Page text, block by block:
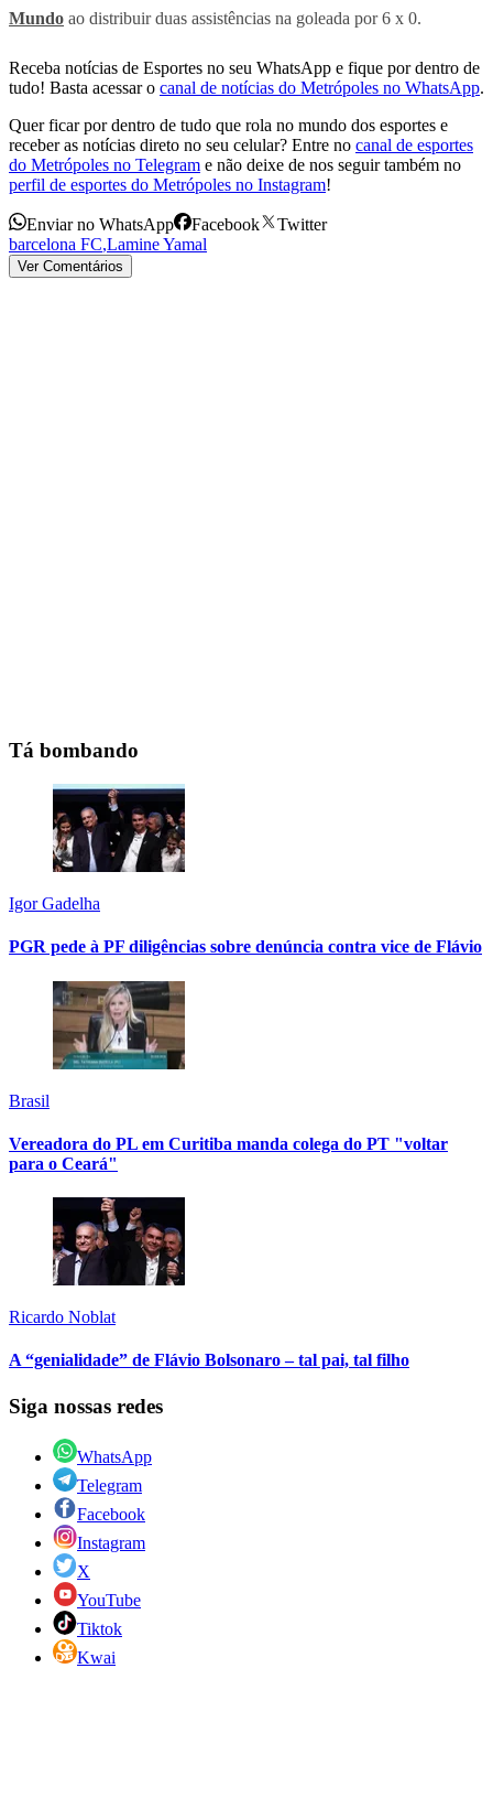
Mundo ao distribuir duas assistências na goleada por 6 x 0.
Receba notícias de Esportes no seu WhatsApp e fique por dentro de
tudo! Basta acessar o canal de notícias do Metrópoles no WhatsApp.
Quer ficar por dentro de tudo que rola no mundo dos esportes e
receber as notícias direto no seu celular? Entre no canal de esportes
do Metrópoles no Telegram e não deixe de nos seguir também no
perfil de esportes do Metrópoles no Instagram!
Enviar no WhatsApp Facebook
Twitter
barcelona FC,Lamine Yamal
Ver Comentários
Tá bombando
Igor Gadelha
PGR pede à PF diligências sobre denúncia contra vice de Flávio
Brasil
Vereadora do PL em Curitiba manda colega do PT "voltar
para o Ceará"
Ricardo Noblat
A “genialidade” de Flávio Bolsonaro – tal pai, tal filho
Siga nossas redes
WhatsApp
Telegram
Facebook
Instagram
X
YouTube
Tiktok
Kwai